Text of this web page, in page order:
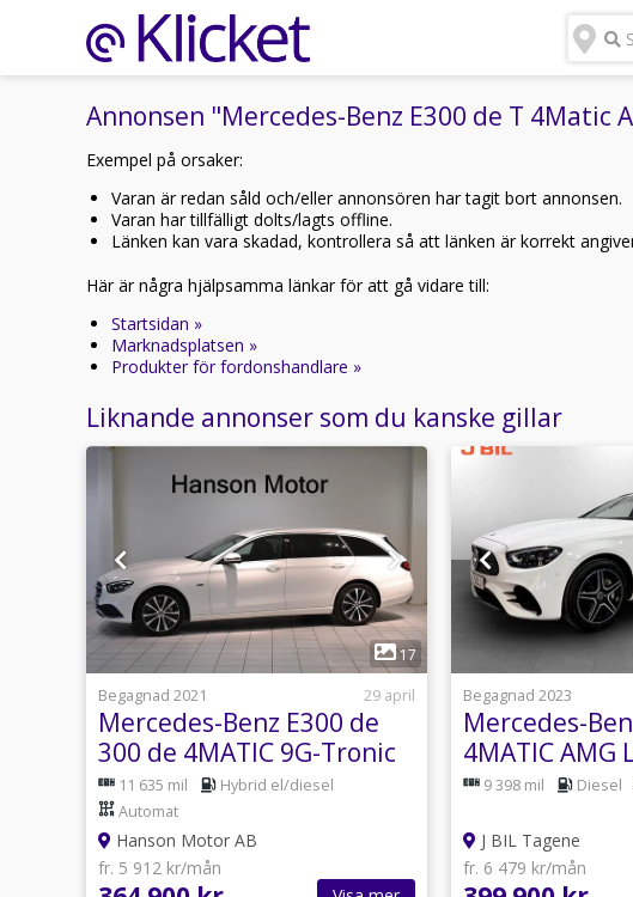
Annonsen "Mercedes-Benz E300 de T
Exempel på orsaker:
Varan är redan såld och/eller annonsören har tagit bort annonsen.
Varan har tillfälligt dolts/lagts offline.
Länken kan vara skadad, kontrollera så att länken är korrekt
Här är några hjälpsamma länkar för att gå vidare till:
Startsidan »
Marknadsplatsen »
Produkter för fordonshandlare »
Liknande annonser som du kanske gillar
1
17
Begagnad 2021
29 april
Mercedes-Benz E300 de
300 de 4MATIC 9G-Tronic
Avantgarde Euro 6
11 635 mil
Hybrid el/diesel
Automat
Hanson Motor AB
fr. 5 912 kr/mån
1
Begagnad 2023
Mercedes-
4MATIC AMG
306hk Aut B-
9 398 mil Diesel
J BIL Tagene
fr. 6 479 kr/mån